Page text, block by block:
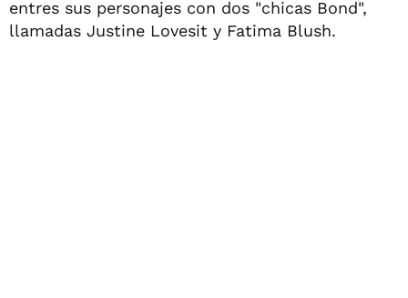
entres sus personajes con dos "chicas Bond",
llamadas Justine Lovesit y Fatima Blush.